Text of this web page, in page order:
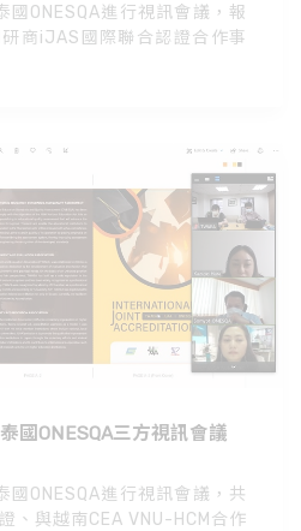
國ONESQA進行視訊會議，報
商iJAS國際聯合認證合作事
國ONESQA三方視訊會議
國ONESQA進行視訊會議，共
、與越南CEA VNU-HCM合作